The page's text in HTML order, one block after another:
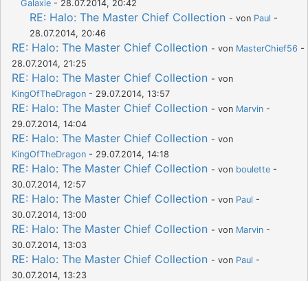
Galaxie - 28.07.2014, 20:42
RE: Halo: The Master Chief Collection - von Paul -
28.07.2014, 20:46
RE: Halo: The Master Chief Collection - von MasterChief56 -
28.07.2014, 21:25
RE: Halo: The Master Chief Collection - von
KingOfTheDragon - 29.07.2014, 13:57
RE: Halo: The Master Chief Collection - von Marvin -
29.07.2014, 14:04
RE: Halo: The Master Chief Collection - von
KingOfTheDragon - 29.07.2014, 14:18
RE: Halo: The Master Chief Collection - von boulette -
30.07.2014, 12:57
RE: Halo: The Master Chief Collection - von Paul -
30.07.2014, 13:00
RE: Halo: The Master Chief Collection - von Marvin -
30.07.2014, 13:03
RE: Halo: The Master Chief Collection - von Paul -
30.07.2014, 13:23